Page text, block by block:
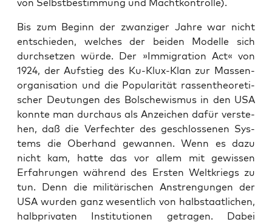
von Selbst­be­stim­mung und Machtkontrolle).
Bis zum Beginn der zwan­zi­ger Jah­re war nicht
ent­schie­den, wel­ches der bei­den Model­le sich
durch­set­zen wür­de. Der »Immi­gra­ti­on Act« von
1924, der Auf­stieg des Ku-Klux-Klan zur Mas­sen­
or­ga­ni­sa­ti­on und die Popu­la­ri­tät ras­sen­theo­re­ti­
scher Deu­tun­gen des Bol­sche­wis­mus in den USA
konn­te man durch­aus als Anzei­chen dafür ver­ste­
hen, daß die Ver­fech­ter des geschlos­se­nen Sys­
tems die Ober­hand gewan­nen. Wenn es dazu
nicht kam, hat­te das vor allem mit gewis­sen
Erfah­run­gen wäh­rend des Ers­ten Welt­kriegs zu
tun. Denn die mili­tä­ri­schen Anstren­gun­gen der
USA wur­den ganz wesent­lich von halb­staat­li­chen,
halb­pri­va­ten Insti­tu­tio­nen getra­gen. Dabei